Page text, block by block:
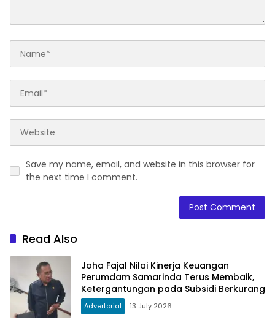
Save my name, email, and website in this browser for
the next time I comment.
Read Also
Joha Fajal Nilai Kinerja Keuangan
Perumdam Samarinda Terus Membaik,
Ketergantungan pada Subsidi Berkurang
Advertorial 13 July 2026